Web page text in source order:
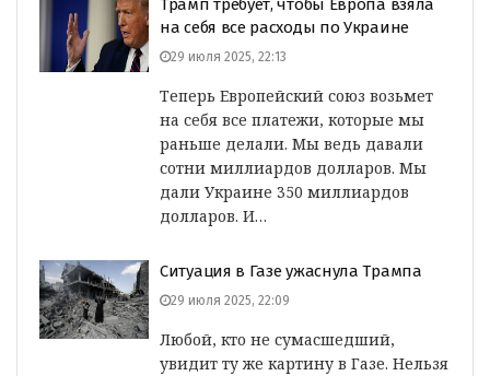
Трамп требует, чтобы Европа взяла
на себя все расходы по Украине
29 июля 2025, 22:13
Теперь Европейский союз возьмет
на себя все платежи, которые мы
раньше делали. Мы ведь давали
сотни миллиардов долларов. Мы
дали Украине 350 миллиардов
долларов. И…
Ситуация в Газе ужаснула Трампа
29 июля 2025, 22:09
Любой, кто не сумасшедший,
увидит ту же картину в Газе. Нельзя